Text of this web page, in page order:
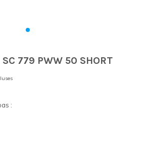
779 PWW 50 SHORT
: